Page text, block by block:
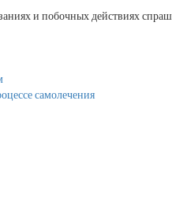
и побочных действиях
самолечения